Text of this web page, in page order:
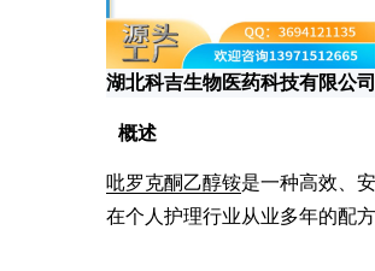
湖北科吉生物医药科技有限公司
概述
吡罗克酮乙醇铵是一种高效、
在个人护理行业从业多年的配